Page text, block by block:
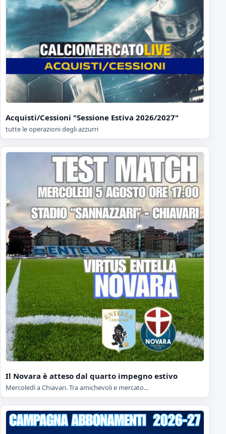
Acquisti/Cessioni "Sessione Estiva 2026/2027"
tutte le operazioni degli azzurri
Il Novara è atteso dal quarto impegno estivo
Mercoledì a Chiavari. Tra amichevoli e mercato...